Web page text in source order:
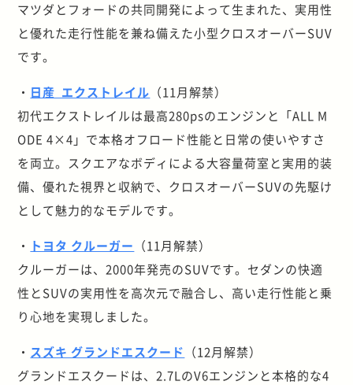
マツダとフォードの共同開発によって生まれた、実用性
と優れた走行性能を兼ね備えた小型クロスオーバーSUV
です。
・ 日産 エクストレイル （11月解禁）
初代エクストレイルは最高280psのエンジンと「ALL M
ODE 4×4」で本格オフロード性能と日常の使いやすさ
を両立。スクエアなボディによる大容量荷室と実用的装
備、優れた視界と収納で、クロスオーバーSUVの先駆け
として魅力的なモデルです。
・ トヨタ クルーガー （11月解禁）
クルーガーは、2000年発売のSUVです。セダンの快適
性とSUVの実用性を高次元で融合し、高い走行性能と乗
り心地を実現しました。
・ スズキ グランドエスクード （12月解禁）
グランドエスクードは、2.7LのV6エンジンと本格的な4